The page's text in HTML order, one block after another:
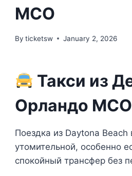
MCO
By ticketsw January 2, 2026
Такси из
Орландо
Поездка из Daytona
утомительной, особенно
спокойный трансфер без